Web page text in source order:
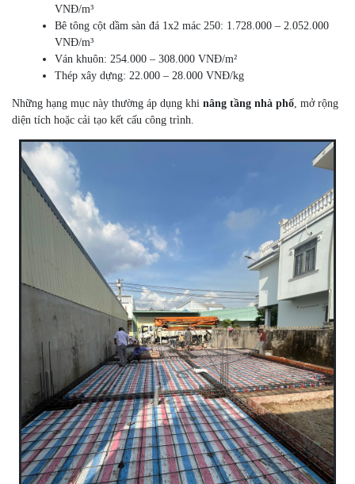
VNĐ/m³
Bê tông cột dầm sàn đá 1x2 mác 250: 1.728.000 – 2.052.000
VNĐ/m³
Ván khuôn: 254.000 – 308.000 VNĐ/m²
Thép xây dựng: 22.000 – 28.000 VNĐ/kg
Những hạng mục này thường áp dụng khi nâng tầng nhà phố, mở rộng
diện tích hoặc cải tạo kết cấu công trình.